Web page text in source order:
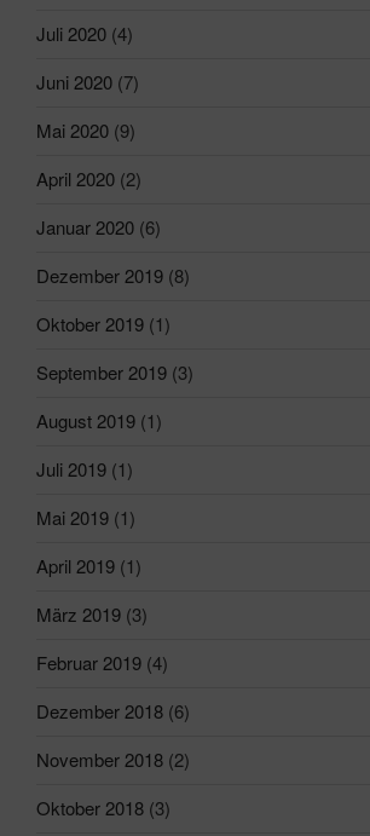
Juli 2020 (4)
Juni 2020 (7)
Mai 2020 (9)
April 2020 (2)
Januar 2020 (6)
Dezember 2019 (8)
Oktober 2019 (1)
September 2019 (3)
August 2019 (1)
Juli 2019 (1)
Mai 2019 (1)
April 2019 (1)
März 2019 (3)
Februar 2019 (4)
Dezember 2018 (6)
November 2018 (2)
Oktober 2018 (3)